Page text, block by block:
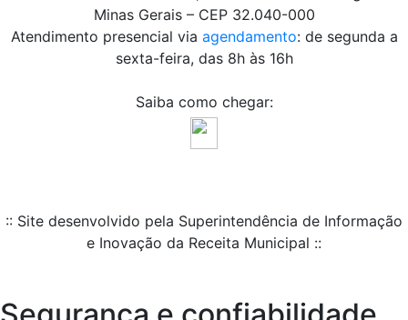
Minas Gerais – CEP 32.040-000
Atendimento presencial via agendamento: de segunda a
sexta-feira, das 8h às 16h
Saiba como chegar:
:: Site desenvolvido pela Superintendência de Informação
e Inovação da Receita Municipal ::